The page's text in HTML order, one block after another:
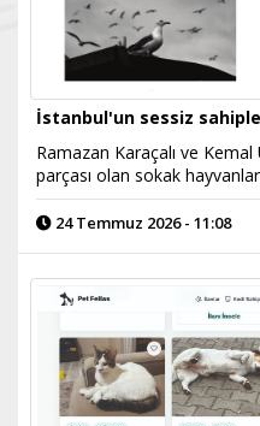
İstanbul'un sessiz
Ramazan Karaçalı ve
parçası olan sokak
24 Temmuz 2026 - 11:08